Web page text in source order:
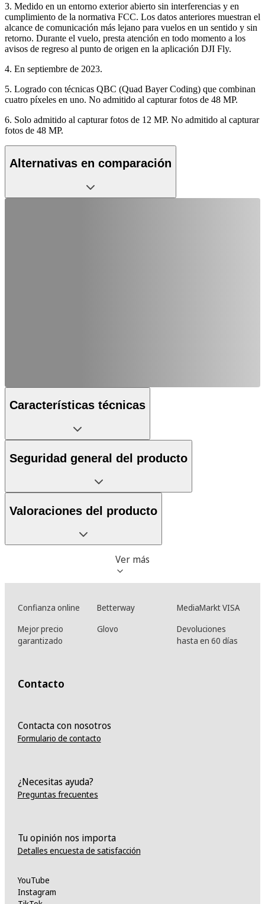
3. Medido en un entorno exterior abierto sin interferencias y en
cumplimiento de la normativa FCC. Los datos anteriores muestran el
alcance de comunicación más lejano para vuelos en un sentido y sin
retorno. Durante el vuelo, presta atención en todo momento a los
avisos de regreso al punto de origen en la aplicación DJI Fly.
4. En septiembre de 2023.
5. Logrado con técnicas QBC (Quad Bayer Coding) que combinan
cuatro píxeles en uno. No admitido al capturar fotos de 48 MP.
6. Solo admitido al capturar fotos de 12 MP. No admitido al capturar
fotos de 48 MP.
Alternativas en comparación
Características técnicas
Seguridad general del producto
Valoraciones del producto
Ver más
Confianza online Betterway
MediaMarkt VISA
Mejor precio
garantizado
Glovo
Devoluciones
hasta en 60 días
Contacto
Contacta con nosotros
Formulario de contacto
¿Necesitas ayuda?
Preguntas frecuentes
Tu opinión nos importa
Detalles encuesta de satisfacción
YouTube
Instagram